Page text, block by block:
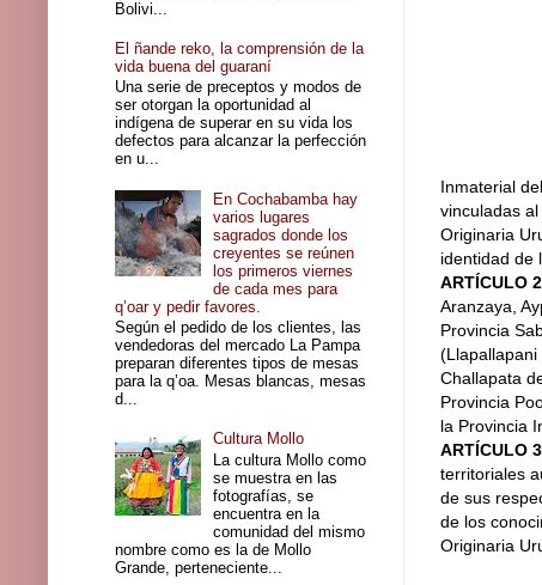
Inmaterial
vinculadas
Originaria
identidad de
ARTÍCULO
Aranzaya,
Provincia
(Llapallapani
Challapata
Provincia
la Provincia
ARTÍCULO
territoriales
de sus
de los
Originaria
Bolivi...
El ñande reko, la comprensión de la
vida buena del guaraní
Una serie de preceptos y modos de
ser otorgan la oportunidad al
indígena de superar en su vida los
defectos para alcanzar la perfección
en u...
En Cochabamba hay
varios lugares
sagrados donde los
creyentes se reúnen
los primeros viernes
de cada mes para
q’oar y pedir favores.
Según el pedido de los clientes, las
vendedoras del mercado La Pampa
preparan diferentes tipos de mesas
para la q’oa. Mesas blancas, mesas
d...
Cultura Mollo
La cultura Mollo como
se muestra en las
fotografías, se
encuentra en la
comunidad del mismo
nombre como es la de Mollo
Grande, perteneciente...